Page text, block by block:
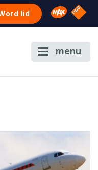
lid Omroep
NPO
menu